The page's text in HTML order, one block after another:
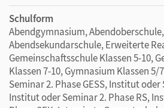
Schulform
Abendgymnasium,
Abendsekundarschule, Erweiterte
Gemeinschaftsschule Klassen 5-10,
Klassen 7-10, Gymnasium Klassen
Seminar 2. Phase GESS, Institut oder
Institut oder Seminar 2. Phase RS,